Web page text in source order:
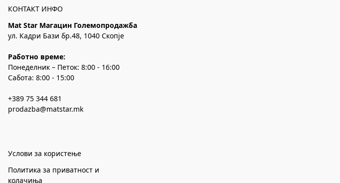
КОНТАКТ ИНФО
Mat Star Магацин Големопродажба
ул. Кадри Бази бр.48, 1040 Скопје
Работно време:
Понеделник – Петок: 8:00 - 16:00
Сабота: 8:00 - 15:00
+389 75 344 681
prodazba@matstar.mk
Услови за користење
Политика за приватност и
колачиња